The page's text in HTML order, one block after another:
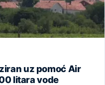
uz pomoć Air
litara vode